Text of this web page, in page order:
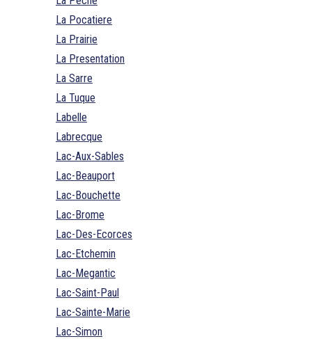
La Pocatiere
La Prairie
La Presentation
La Sarre
La Tuque
Labelle
Labrecque
Lac-Aux-Sables
Lac-Beauport
Lac-Bouchette
Lac-Brome
Lac-Des-Ecorces
Lac-Etchemin
Lac-Megantic
Lac-Saint-Paul
Lac-Sainte-Marie
Lac-Simon